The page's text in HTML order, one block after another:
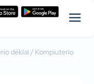
dėklai / Kompiuterio